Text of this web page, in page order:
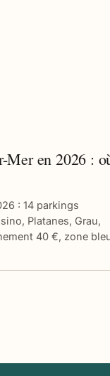
Mer en 2026 :
: 14 parkings
Platanes, Grau,
40 €, zone